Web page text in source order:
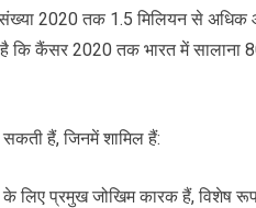
2020 तक 1.5 मिलियन से
कि कैंसर 2020 तक भारत में सालाना
हैं, जिनमें शामिल हैं:
के लिए प्रमुख जोखिम कारक हैं,